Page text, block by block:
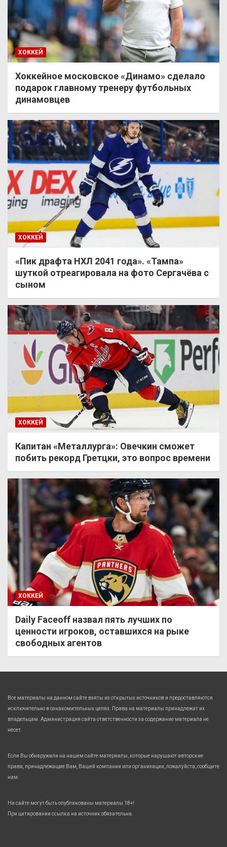
ХОККЕЙ
Хоккейное московское «Динамо» сделало
подарок главному тренеру футбольных
динамовцев
ХОККЕЙ
«Пик драфта НХЛ 2041 года». «Тампа»
шуткой отреагировала на фото Сергачёва с
сыном
ХОККЕЙ
Капитан «Металлурга»: Овечкин сможет
побить рекорд Гретцки, это вопрос времени
ХОККЕЙ
Daily Faceoff назвал пять лучших по
ценности игроков, оставшихся на рыке
свободных агентов
Все материалы на данном сайте взяты из открытых источников и предоставляются
исключительно в ознакомительных целях. Права на материалы принадлежат их
владельцам. Администрация сайта ответственности за содержание материала не
несет.
Если Вы обнаружили на нашем сайте материалы, которые нарушают авторские
права, принадлежащие Вам, Вашей компании или организации, пожалуйста, сообщите
нам.
На сайте могут быть опубликованы материалы 18+!
При цитировании ссылка на источник обязательна.